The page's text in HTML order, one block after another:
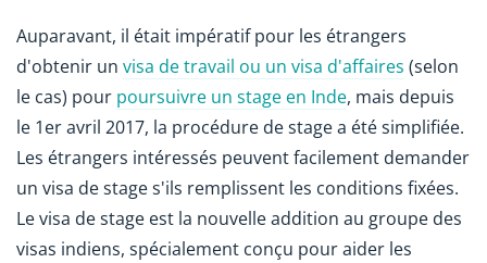
Auparavant, il était impératif pour les étrangers
d'obtenir un visa de travail ou un visa d'affaires (selon
le cas) pour poursuivre un stage en Inde, mais depuis
le 1er avril 2017, la procédure de stage a été simplifiée.
Les étrangers intéressés peuvent facilement demander
un visa de stage s'ils remplissent les conditions fixées.
Le visa de stage est la nouvelle addition au groupe des
visas indiens, spécialement conçu pour aider les